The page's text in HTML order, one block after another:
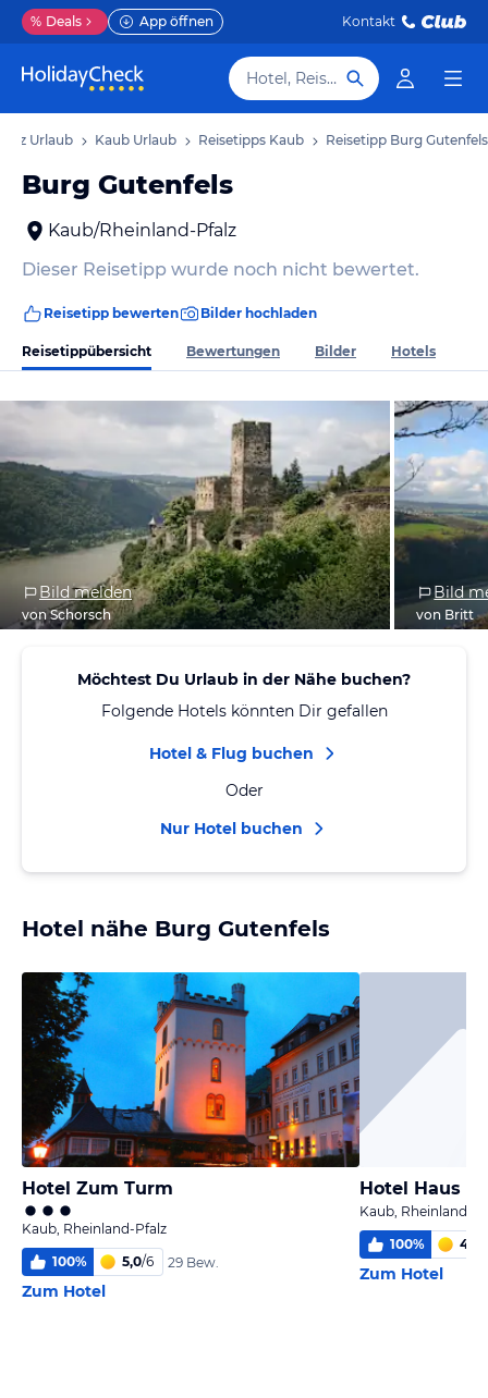
% Deals App öffnen Kontakt
Hotel, Reiseziel
Urlaub Kaub Urlaub Reisetipps Kaub Reisetipp Burg Gutenfels
Burg Gutenfels
Kaub/Rheinland-Pfalz
Dieser Reisetipp wurde noch nicht bewertet.
Reisetipp bewerten Bilder hochladen
Reisetippübersicht Bewertungen Bilder Hotels
Bild melden
von Schorsch
Bild
von Britt
Möchtest Du Urlaub in der Nähe buchen?
Folgende Hotels könnten Dir gefallen
Hotel & Flug buchen
Oder
Nur Hotel buchen
Hotel nähe Burg Gutenfels
Hotel Zum Turm
Kaub, Rheinland-Pfalz
100% 5,0/6 29 Bew.
Zum Hotel
Hotel Haus
Kaub, Rheinland-
100% 4,0
Zum Hotel